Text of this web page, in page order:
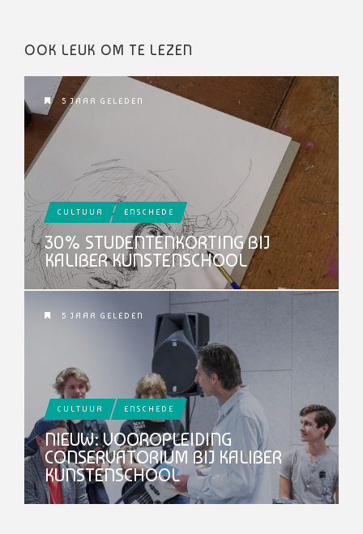
OOK LEUK OM TE LEZEN
5 JAAR GELEDEN
CULTUUR ENSCHEDE
30% STUDENTENKORTING BIJ
KALIBER KUNSTENSCHOOL
5 JAAR GELEDEN
CULTUUR ENSCHEDE
NIEUW: VOOROPLEIDING
CONSERVATORIUM BIJ KALIBER
KUNSTENSCHOOL